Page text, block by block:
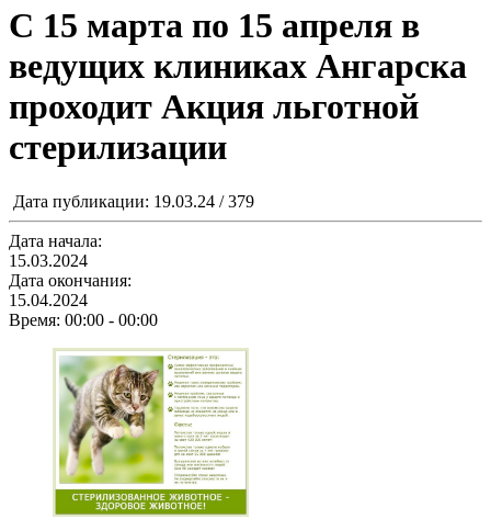
С 15 марта по 15 апреля в
ведущих клиниках Ангарска
проходит Акция льготной
стерилизации
Дата публикации: 19.03.24 / 379
Дата начала:
15.03.2024
Дата окончания:
15.04.2024
Время: 00:00 - 00:00